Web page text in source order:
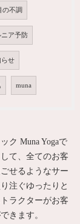
の不調
ニア予防
らせ
muna
ク Muna Yogaで
て、全てのお客
せるようなサー
注ぐゆったりと
ラクターがお客
きます。